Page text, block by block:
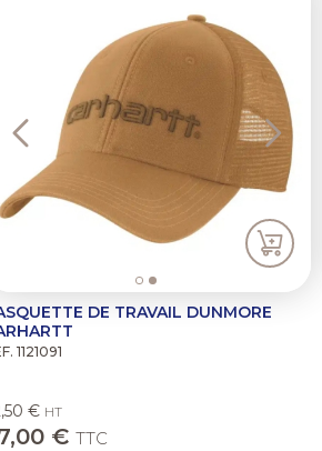
DE TRAVAIL DUNMORE
1121091
€ HT
€ TTC